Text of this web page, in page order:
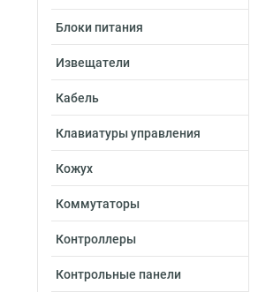
Блоки питания
Извещатели
Кабель
Клавиатуры управления
Кожух
Коммутаторы
Контроллеры
Контрольные панели